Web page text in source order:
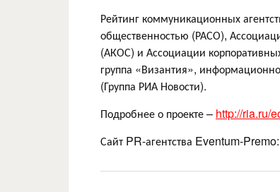
Рейтинг коммуникационных
общественностью (РАСО),
(АКОС) и Ассоциации
группа «Византия»,
(Группа РИА Новости).
Подробнее о проекте – http://ria.ru/
Сайт PR-агентства Eventum-Premo: